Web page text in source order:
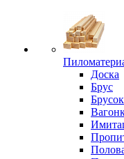
Доска
Брус
Брусок